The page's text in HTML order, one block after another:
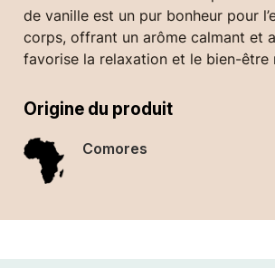
de vanille est un pur bonheur pour
corps, offrant un arôme calmant et
favorise la relaxation et le bien-être
Origine du produit
Comores